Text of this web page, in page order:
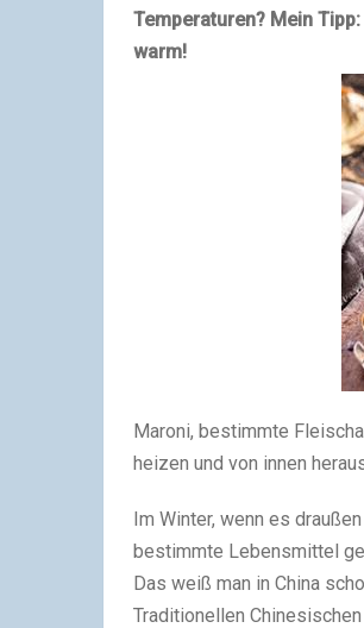
Temperaturen? Mein
warm!
Maroni, bestimmte
heizen und von innen
Im Winter, wenn es
bestimmte Lebensmittel
Das weiß man in China
Traditionellen